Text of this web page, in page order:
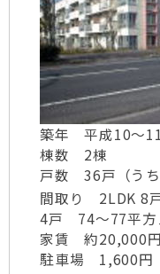
築年 平成10～
棟数 2棟
戸数 36戸（うち
間取り 2LDK 8
4戸 74～77平方
家賃 約20,000
駐車場 1,600円